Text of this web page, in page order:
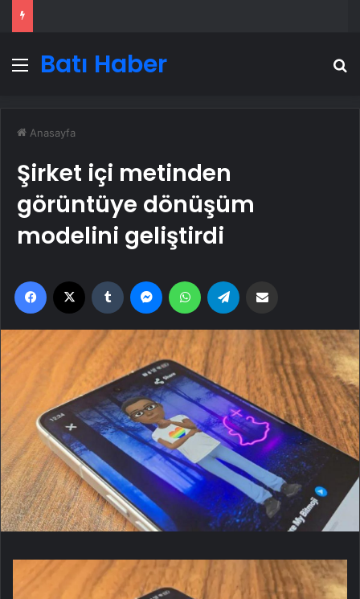
Menü
Batı Haber
Anasayfa
Şirket içi metinden
görüntüye dönüşüm
modelini geliştirdi
Facebook Tumblr MessengerWhatsApp